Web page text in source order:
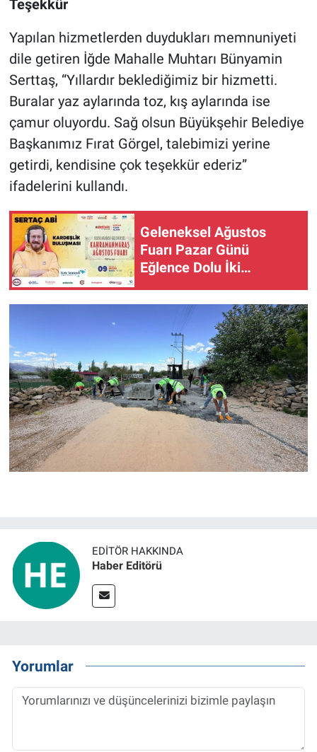
Teşekkür
Yapılan hizmetlerden duydukları memnuniyeti
dile getiren İğde Mahalle Muhtarı Bünyamin
Serttaş, “Yıllardır beklediğimiz bir hizmetti.
Buralar yaz aylarında toz, kış aylarında ise
çamur oluyordu. Sağ olsun Büyükşehir Belediye
Başkanımız Fırat Görgel, talebimizi yerine
getirdi, kendisine çok teşekkür ederiz”
ifadelerini kullandı.
Geleneksel Ağustos
Fuarı Pazar Günü
Eğlence Dolu İki
Edecek
EDITÖR HAKKINDA
Haber Editörü
Yorumlar